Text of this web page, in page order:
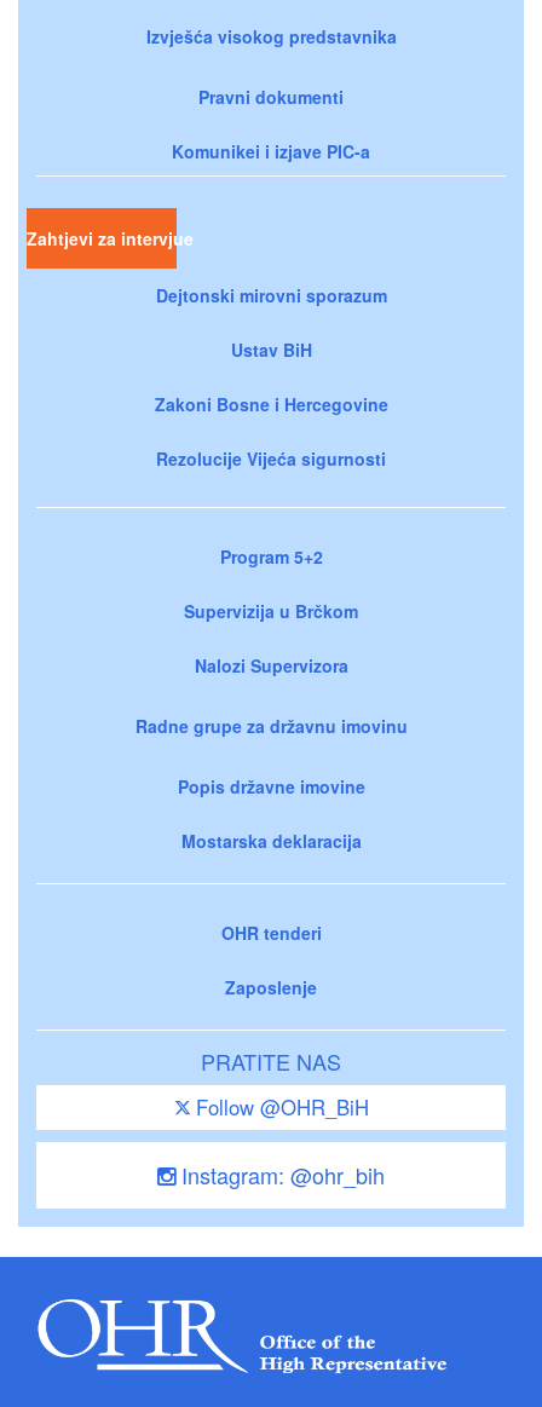
Izvješća visokog predstavnika
Pravni dokumenti
Komunikei i izjave PIC-a
Zahtjevi za intervjue
Dejtonski mirovni sporazum
Ustav BiH
Zakoni Bosne i Hercegovine
Rezolucije Vijeća sigurnosti
Program 5+2
Supervizija u Brčkom
Nalozi Supervizora
Radne grupe za državnu imovinu
Popis državne imovine
Mostarska deklaracija
OHR tenderi
Zaposlenje
PRATITE NAS
Follow @OHR_BiH
Instagram: @ohr_bih